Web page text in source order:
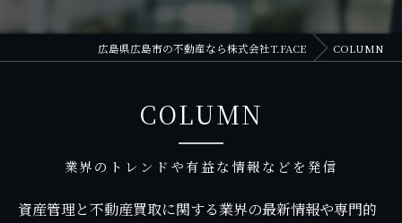
広島県広島市の不動産なら株式会社T.FACE COLUMN
COLUMN
業界のトレンドや有益な情報などを発信
資産管理と不動産買取に関する業界の最新情報や専門的